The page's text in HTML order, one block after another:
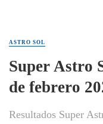
ASTRO SOL
Super Astro
de febrero
Resultados Super